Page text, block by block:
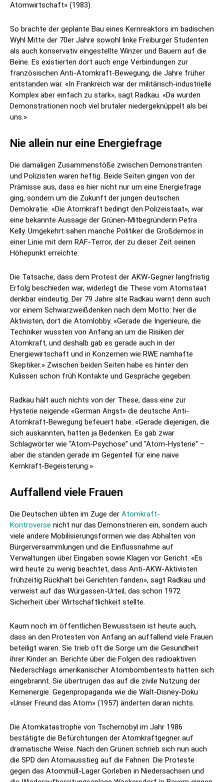
Atomwirtschaft» (1983).
So brachte der geplante Bau eines Kernreaktors im badischen
Wyhl Mitte der 70er Jahre sowohl linke Freiburger Studenten
als auch konservativ eingestellte Winzer und Bauern auf die
Beine. Es existierten dort auch enge Verbindungen zur
französischen Anti-Atomkraft-Bewegung, die Jahre früher
entstanden war. «In Frankreich war der militärisch-industrielle
Komplex aber einfach zu stark», sagt Radkau. «Da wurden
Demonstrationen noch viel brutaler niedergeknüppelt als bei
uns.»
Nie allein nur eine Energiefrage
Die damaligen Zusammenstöße zwischen Demonstranten
und Polizisten waren heftig. Beide Seiten gingen von der
Prämisse aus, dass es hier nicht nur um eine Energiefrage
ging, sondern um die Zukunft der jungen deutschen
Demokratie. «Die Atomkraft bedingt den Polizeistaat», war
eine bekannte Aussage der Grünen-Mitbegründerin Petra
Kelly. Umgekehrt sahen manche Politiker die Großdemos in
einer Linie mit dem RAF-Terror, der zu dieser Zeit seinen
Höhepunkt erreichte.
Die Tatsache, dass dem Protest der AKW-Gegner langfristig
Erfolg beschieden war, widerlegt die These vom Atomstaat
denkbar eindeutig. Der 79 Jahre alte Radkau warnt denn auch
vor einem Schwarzweißdenken nach dem Motto: hier die
Aktivisten, dort die Atomlobby. «Gerade die Ingenieure, die
Techniker wussten von Anfang an um die Risiken der
Atomkraft, und deshalb gab es gerade auch in der
Energiewirtschaft und in Konzernen wie RWE namhafte
Skeptiker.» Zwischen beiden Seiten habe es hinter den
Kulissen schon früh Kontakte und Gespräche gegeben.
Radkau hält auch nichts von der These, dass eine zur
Hysterie neigende «German Angst» die deutsche Anti-
Atomkraft-Bewegung befeuert habe. «Gerade diejenigen, die
sich auskannten, hatten ja Bedenken. Es gab zwar
Schlagwörter wie “Atom-Psychose” und “Atom-Hysterie” –
aber die standen gerade im Gegenteil für eine naive
Kernkraft-Begeisterung.»
Auffallend viele Frauen
Die Deutschen übten im Zuge der Atomkraft-
Kontroverse nicht nur das Demonstrieren ein, sondern auch
viele andere Mobilisierungsformen wie das Abhalten von
Bürgerversammlungen und die Einflussnahme auf
Verwaltungen über Eingaben sowie Klagen vor Gericht. «Es
wird heute zu wenig beachtet, dass Anti-AKW-Aktivisten
frühzeitig Rückhalt bei Gerichten fanden», sagt Radkau und
verweist auf das Würgassen-Urteil, das schon 1972
Sicherheit über Wirtschaftlichkeit stellte.
Kaum noch im öffentlichen Bewusstsein ist heute auch,
dass an den Protesten von Anfang an auffallend viele Frauen
beteiligt waren. Sie trieb oft die Sorge um die Gesundheit
ihrer Kinder an. Berichte über die Folgen des radioaktiven
Niederschlags amerikanischer Atombombentests hatten sich
eingebrannt. Sie übertrugen das auf die zivile Nutzung der
Kernenergie. Gegenpropaganda wie die Walt-Disney-Doku
«Unser Freund das Atom» (1957) änderten daran nichts.
Die Atomkatastrophe von Tschernobyl im Jahr 1986
bestätigte die Befürchtungen der Atomkraftgegner auf
dramatische Weise. Nach den Grünen schrieb sich nun auch
die SPD den Atomausstieg auf die Fahnen. Die Proteste
gegen das Atommüll-Lager Gorleben in Niedersachsen und